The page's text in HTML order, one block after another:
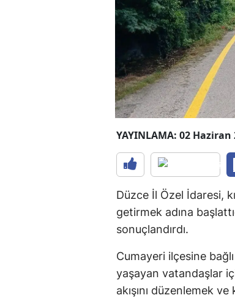
YAYINLAMA: 02 Haziran
Düzce İl Özel İdaresi,
getirmek adına
sonuçlandırdı.
Cumayeri ilçesine
yaşayan vatandaşlar
akışını düzenlemek